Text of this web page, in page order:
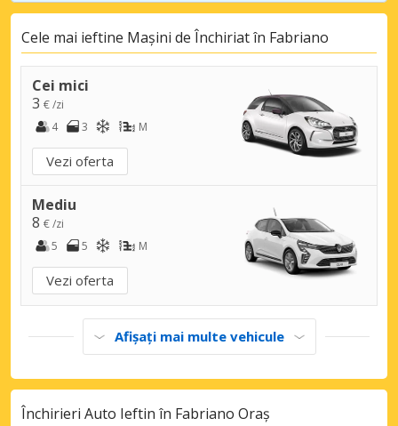
Cele mai ieftine Mașini de Închiriat în Fabriano
Cei mici
3 € /zi
4
3 M
Vezi oferta
Mediu
8 € /zi
5
5 M
Vezi oferta
Afișați mai multe vehicule
Închirieri Auto Ieftin în Fabriano Oraș